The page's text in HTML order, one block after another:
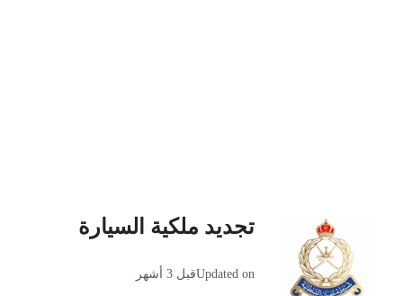
تجديد ملكية السيارة
Updated onقبل 3 أشهر